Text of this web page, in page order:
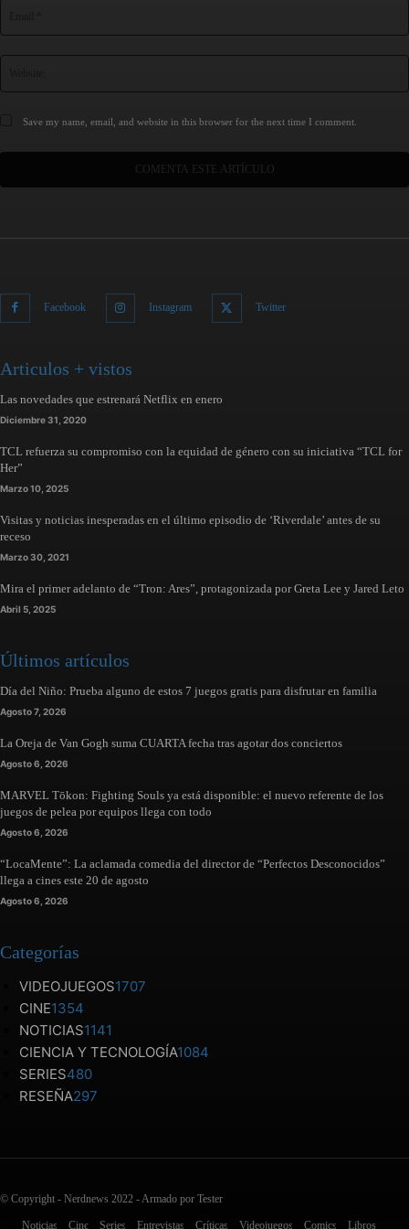
Save my name, email, and website in this browser for the next time I comment.
Facebook Instagram Twitter
Articulos + vistos
Las novedades que estrenará Netflix en enero
Diciembre 31, 2020
TCL refuerza su compromiso con la equidad de género con su iniciativa “TCL for
Her”
Marzo 10, 2025
Visitas y noticias inesperadas en el último episodio de ‘Riverdale’ antes de su
receso
Marzo 30, 2021
Mira el primer adelanto de “Tron: Ares”, protagonizada por Greta Lee y Jared Leto
Abril 5, 2025
Últimos artículos
Día del Niño: Prueba alguno de estos 7 juegos gratis para disfrutar en familia
Agosto 7, 2026
La Oreja de Van Gogh suma CUARTA fecha tras agotar dos conciertos
Agosto 6, 2026
MARVEL Tōkon: Fighting Souls ya está disponible: el nuevo referente de los
juegos de pelea por equipos llega con todo
Agosto 6, 2026
“LocaMente”: La aclamada comedia del director de “Perfectos Desconocidos”
llega a cines este 20 de agosto
Agosto 6, 2026
Categorías
VIDEOJUEGOS1707
CINE1354
NOTICIAS1141
CIENCIA Y TECNOLOGÍA1084
SERIES480
RESEÑA297
© Copyright - Nerdnews 2022 - Armado por Tester
Noticias Cine Series Entrevistas Críticas Videojuegos Comics Libros